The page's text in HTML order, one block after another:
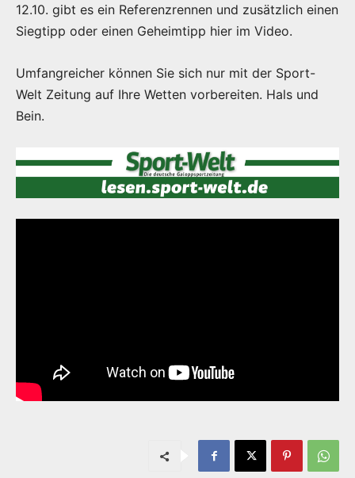
12.10. gibt es ein Referenzrennen und zusätzlich einen
Siegtipp oder einen Geheimtipp hier im Video.
Umfangreicher können Sie sich nur mit der Sport-
Welt Zeitung auf Ihre Wetten vorbereiten. Hals und
Bein.